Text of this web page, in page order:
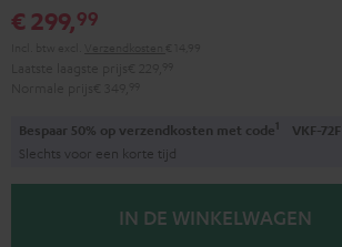
€ 299,99
Bespaar 50% op verzendkosten met code1 VKF-72F
Slechts voor een korte tijd
IN DE WINKELWAGEN